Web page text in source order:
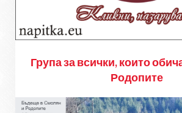
Група за всички, които
Родопите